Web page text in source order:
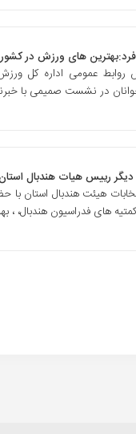
فرد:بهترین های ورزش در
روابط عمومی اداره کل
در نشست صمیمی با
دیگر رییس هیات هندبال
هیئت هندبال استان با
های فدراسیون هندبال، ،